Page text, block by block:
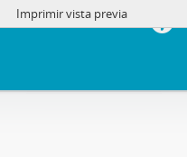
Imprimir vista previa